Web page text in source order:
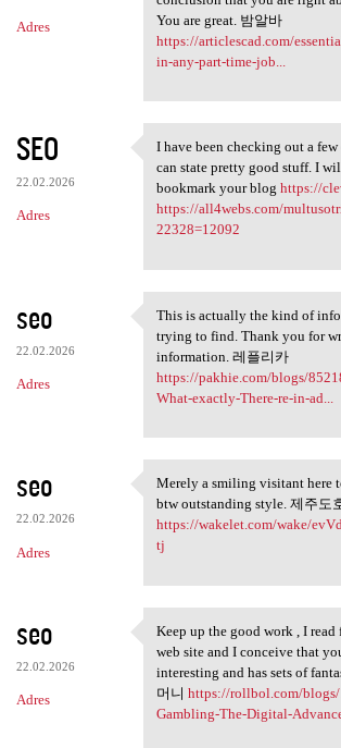
Adres
You are great. 밤알바
https://articlescad.com/
in-any-part-time-job...
SEO
22.02.2026
Adres
I have been checking
I have been checking out a
can state pretty good stuff. I
bookmark your blog https://
https://all4webs.com/
22328=12092
seo
22.02.2026
Adres
This is actually the kind
This is actually the kind of
trying to find. Thank you for
information. 레플리카
https://pakhie.com/blogs/
What-exactly-There-re-in-ad...
seo
22.02.2026
Adres
Merely a smiling visitant
Merely a smiling visitant here
btw outstanding style. 제주도
https://wakelet.com/wake/
tj
seo
22.02.2026
Adres
Keep up the good work
Keep up the good work , I read
web site and I conceive that
interesting and has sets of
머니 https://rollbol.com/
Gambling-The-Digital-